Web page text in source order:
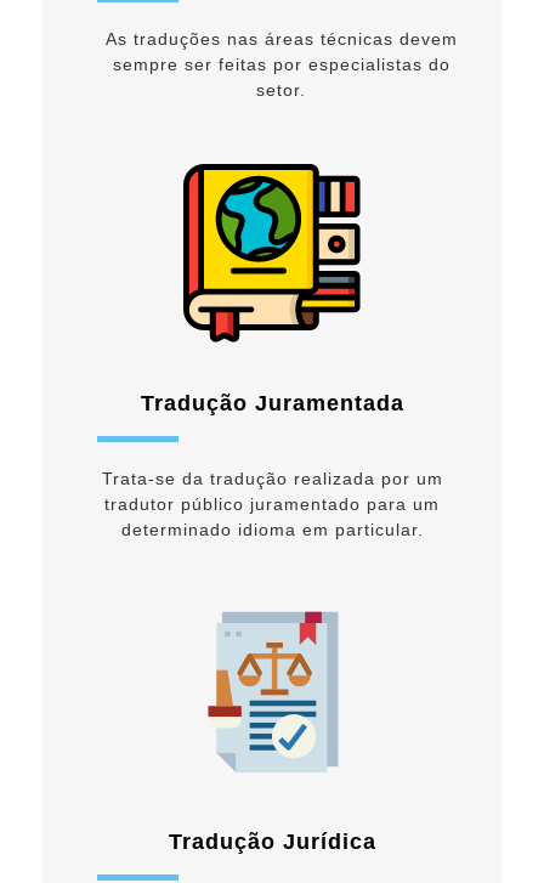
As traduções nas áreas técnicas devem
sempre ser feitas por especialistas do
setor.
Tradução Juramentada
Trata-se da tradução realizada por um
tradutor público juramentado para um
determinado idioma em particular.
Tradução Jurídica